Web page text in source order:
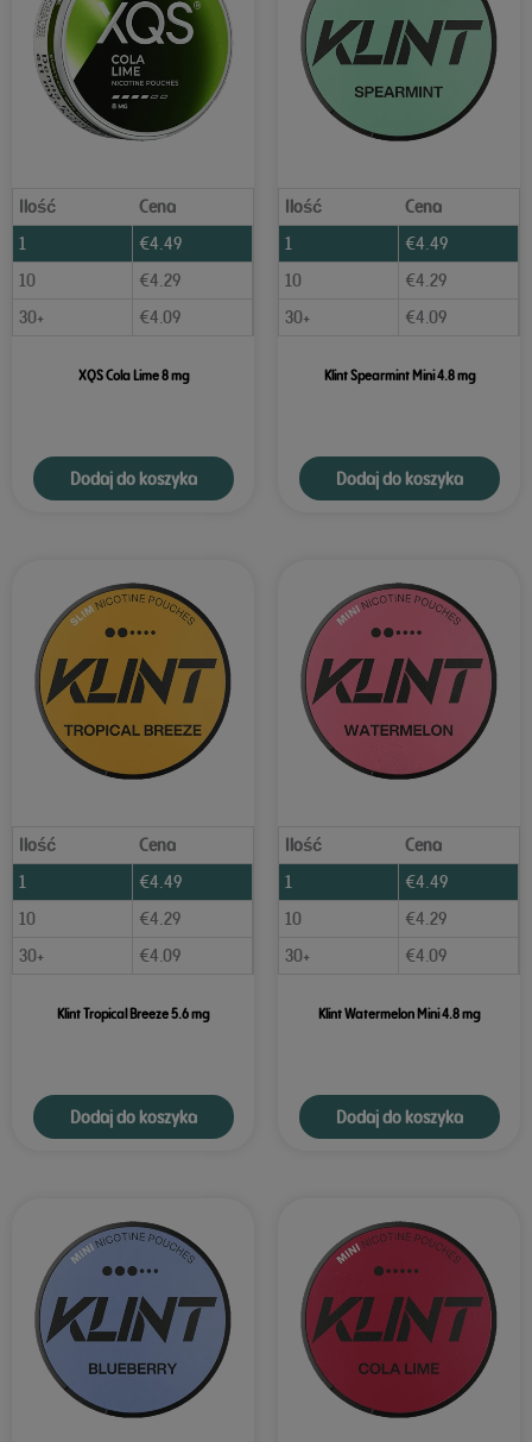
Ilość
Cena
1
€4.49
10
€4.29
30+
€4.09
XQS Cola Lime 8 mg
Dodaj do koszyka
Ilość
Cena
1
€4.49
10
€4.29
30+
€4.09
Klint Spearmint Mini 4.8 mg
Dodaj do koszyka
Ilość
Cena
1
€4.49
10
€4.29
30+
€4.09
Klint Tropical Breeze 5.6 mg
Dodaj do koszyka
Ilość
Cena
1
€4.49
10
€4.29
30+
€4.09
Klint Watermelon Mini 4.8 mg
Dodaj do koszyka